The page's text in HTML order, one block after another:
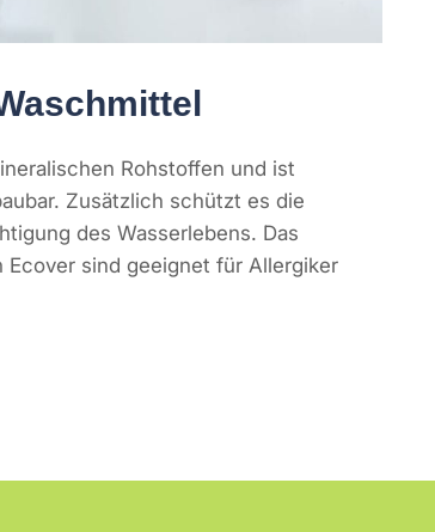
Rohstoffen und ist
Zusätzlich schützt es die
des Wasserlebens. Das
sind geeignet für Allergiker